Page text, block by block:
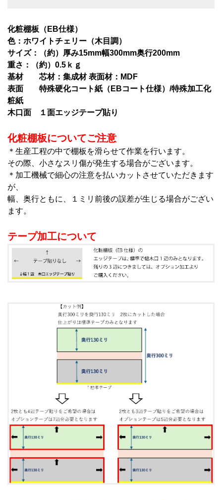
化粧棚板（EB仕様）
色： ホワイトチェリー（木目調）
サイズ：（約）厚み15mm幅300mm奥行200mm
重さ：（約）0.5 ｋｇ
基材
芯材：集成材 表面材：MDF
表面
特殊硬化コート紙（EBコート仕様）/特殊加工化
粧紙
木口面
１面エッジテープ貼り
化粧棚板についてご注意
＊生産工程の中で棚板を滑らせて作業を行います。
その際、小さなスリ傷が発生する場合がございます。
＊加工機械で細心の注意を払いカットさせていただきます
が、
幅、奥行ともに、１ミリ前後の誤差が生じる場合がござい
ます。
テープ加工について